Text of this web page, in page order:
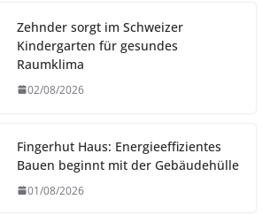
Zehnder sorgt im Schweizer
Kindergarten für gesundes
Raumklima
02/08/2026
Fingerhut Haus: Energieeffizientes
Bauen beginnt mit der Gebäudehülle
01/08/2026